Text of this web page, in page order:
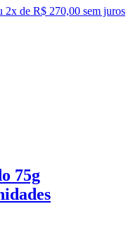
2x de R$ 270,00 sem juros
75g